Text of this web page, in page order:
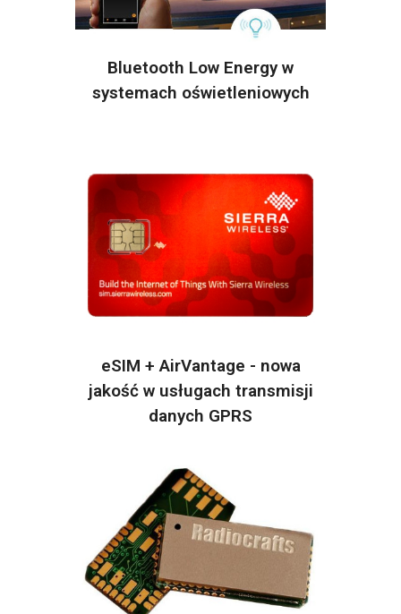
Bluetooth Low Energy w
systemach oświetleniowych
eSIM + AirVantage - nowa
jakość w usługach transmisji
danych GPRS